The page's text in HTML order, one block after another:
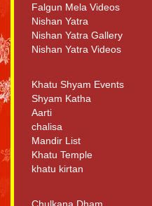
Falgun Mela Videos
Nishan Yatra
Nishan Yatra Gallery
Nishan Yatra Videos
Khatu Shyam Events
Shyam Katha
Aarti
chalisa
Mandir List
Khatu Temple
khatu kirtan
Chulkana Dham